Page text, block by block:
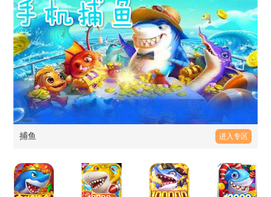
捕鱼 进入专区